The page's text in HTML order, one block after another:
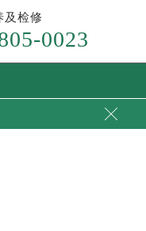
及检修
0023
